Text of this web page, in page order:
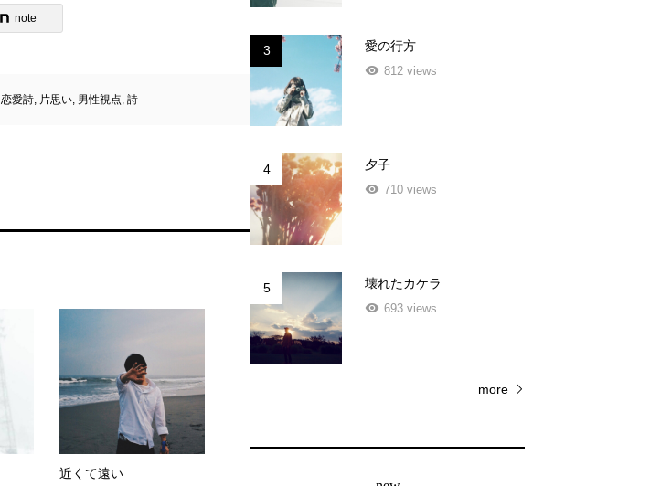
note
恋愛詩, 片思い, 男性視点, 詩
近くて遠い
3
愛の行方
812 views
4
夕子
710 views
5
壊れたカケラ
693 views
more